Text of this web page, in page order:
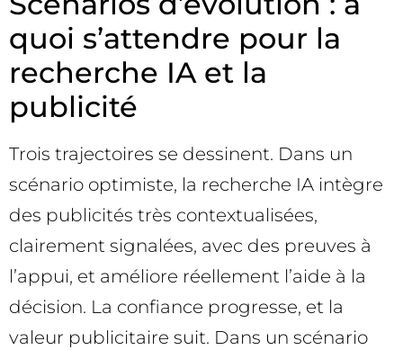
quoi s’attendre pour la
recherche IA et la
publicité
Trois trajectoires se dessinent. Dans un
scénario optimiste, la recherche IA intègre
des publicités très contextualisées,
clairement signalées, avec des preuves à
l’appui, et améliore réellement l’aide à la
décision. La confiance progresse, et la
valeur publicitaire suit. Dans un scénario